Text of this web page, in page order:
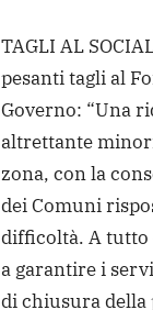
TAGLI AL
pesanti tagli al
Governo: “Una
altrettante
zona, con la
dei Comuni
difficoltà. A tutto
a garantire i
di chiusura della